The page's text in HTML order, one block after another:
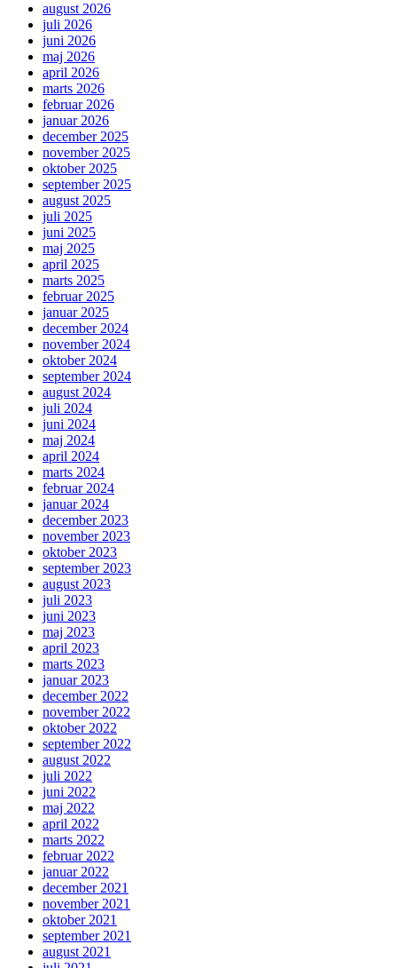
august 2026
juli 2026
juni 2026
maj 2026
april 2026
marts 2026
februar 2026
januar 2026
december 2025
november 2025
oktober 2025
september 2025
august 2025
juli 2025
juni 2025
maj 2025
april 2025
marts 2025
februar 2025
januar 2025
december 2024
november 2024
oktober 2024
september 2024
august 2024
juli 2024
juni 2024
maj 2024
april 2024
marts 2024
februar 2024
januar 2024
december 2023
november 2023
oktober 2023
september 2023
august 2023
juli 2023
juni 2023
maj 2023
april 2023
marts 2023
januar 2023
december 2022
november 2022
oktober 2022
september 2022
august 2022
juli 2022
juni 2022
maj 2022
april 2022
marts 2022
februar 2022
januar 2022
december 2021
november 2021
oktober 2021
september 2021
august 2021